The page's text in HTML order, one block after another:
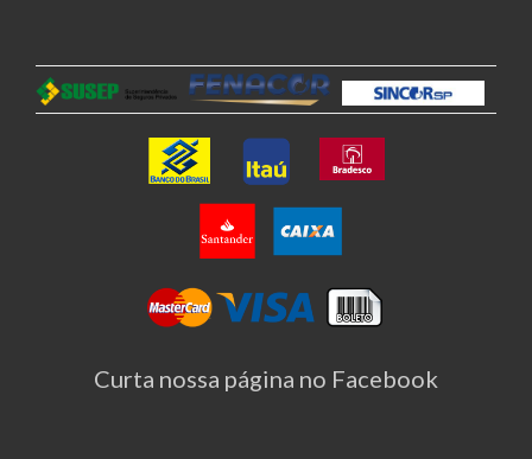
Curta nossa página no Facebook